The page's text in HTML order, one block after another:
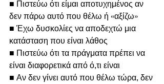
■ Πιστεύω ότι είμαι αποτυχημένος αν
δεν πάρω αυτό που θέλω ή «αξίζω»
■ Έχω δυσκολίες να αποδεχτώ μια
κατάσταση που είναι λάθος
■ Πιστεύω ότι τα πράγματα πρέπει να
είναι διαφορετικά από ό,τι είναι
■ Αν δεν γίνει αυτό που θέλω τώρα, δεν